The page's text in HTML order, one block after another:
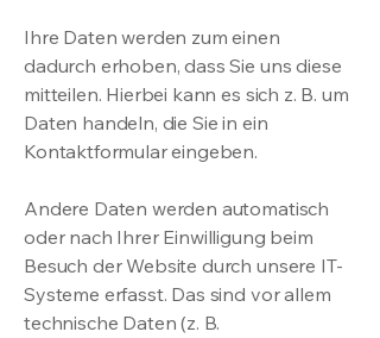
Ihre Daten werden zum einen
dadurch erhoben, dass Sie uns diese
mitteilen. Hierbei kann es sich z. B. um
Daten handeln, die Sie in ein
Kontaktformular eingeben.
Andere Daten werden automatisch
oder nach Ihrer Einwilligung beim
Besuch der Website durch unsere IT-
Systeme erfasst. Das sind vor allem
technische Daten (z. B.